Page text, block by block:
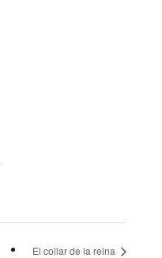
El collar de la reina